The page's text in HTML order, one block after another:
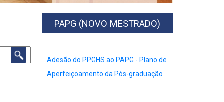
PAPG (NOVO MESTRADO)
Adesão do PPGHS ao PAPG - Plano de
Aperfeiçoamento da Pós-graduação